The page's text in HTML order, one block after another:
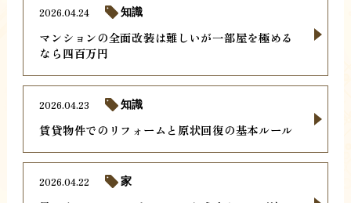
マンションの全面改装は難しいが一部屋を極める
なら四百万円
2026.04.24 知識
賃貸物件でのリフォームと原状回復の基本ルール
2026.04.23 知識
2026.04.22 家